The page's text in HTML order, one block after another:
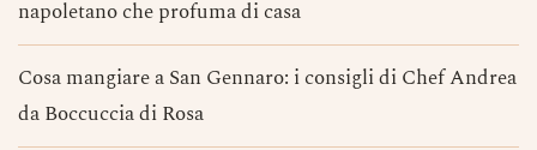
napoletano che profuma di casa
Cosa mangiare a San Gennaro: i consigli di Chef Andrea
da Boccuccia di Rosa